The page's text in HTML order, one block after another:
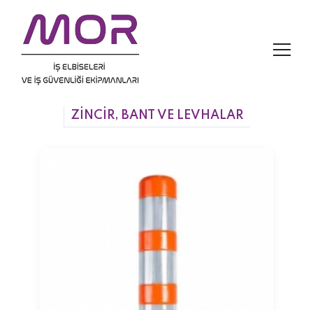
ZİNCİR, BANT VE LEVHALAR